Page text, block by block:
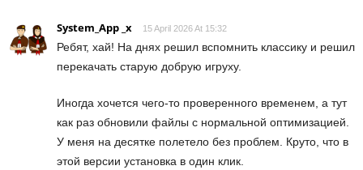
System_App _x 15 April 2026 At 15:32
Ребят, хай! На днях решил вспомнить классику и решил
перекачать старую добрую игруху.
Иногда хочется чего-то проверенного временем, а тут
как раз обновили файлы с нормальной оптимизацией.
У меня на десятке полетело без проблем. Круто, что в
этой версии установка в один клик.